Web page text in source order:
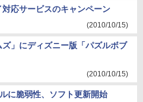
応サービスのキャンペーン
(2010/10/15)
」にディズニー版「パズルボブ
(2010/10/15)
に脆弱性、ソフト更新開始